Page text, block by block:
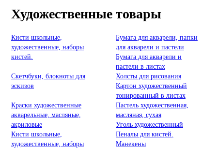
Художественные товары
Кисти школьные,
художественные, наборы
кистей.
Бумага для акварели, папки
для акварели и пастели
Бумага для акварели и
пастели в листах
Скетчбуки, блокноты для
эскизов
Холсты для рисования
Картон художественный
тонированный в листах
Краски художественные
акварельные, масляные,
акриловые
Пастель художественная,
масляная, сухая
Уголь художественный
Кисти школьные,
художественные, наборы
Пеналы для кистей.
Манекены